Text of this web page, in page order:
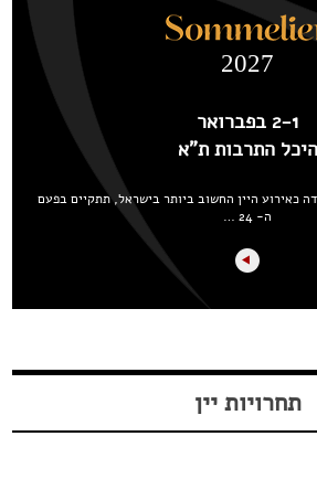
2027
2-1 בפברואר
היכל התרבות ת"א
כאירוע היין החשוב ביותר בישראל, תתקיים בפעם
ה- 24 …
תחרויות יין